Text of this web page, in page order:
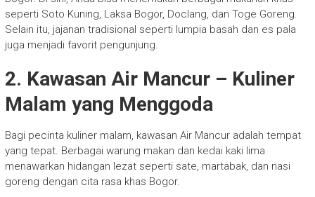
seperti Soto Kuning, Laksa Bogor, Doclang, dan Toge Goreng.
Selain itu, jajanan tradisional seperti lumpia basah dan es pala
juga menjadi favorit pengunjung.
2. Kawasan Air Mancur – Kuliner
Malam yang Menggoda
Bagi pecinta kuliner malam, kawasan Air Mancur adalah tempat
yang tepat. Berbagai warung makan dan kedai kaki lima
menawarkan hidangan lezat seperti sate, martabak, dan nasi
goreng dengan cita rasa khas Bogor.